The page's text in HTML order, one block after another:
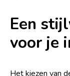
Een
voor je
Het kiezen van